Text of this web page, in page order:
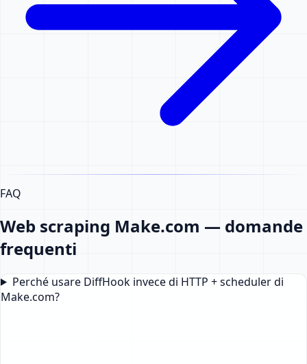
FAQ
Web scraping Make.com — domande
frequenti
Perché usare DiffHook invece di HTTP + scheduler di
Make.com?